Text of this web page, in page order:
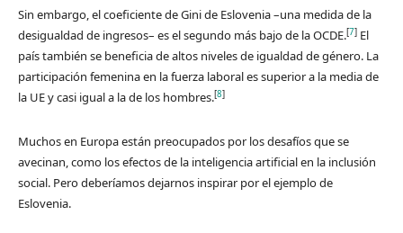
Sin embargo, el coeficiente de Gini de Eslovenia –una medida de la
desigualdad de ingresos– es el segundo más bajo de la OCDE.[7] El
país también se beneficia de altos niveles de igualdad de género. La
participación femenina en la fuerza laboral es superior a la media de
la UE y casi igual a la de los hombres.[8]
Muchos en Europa están preocupados por los desafíos que se
avecinan, como los efectos de la inteligencia artificial en la inclusión
social. Pero deberíamos dejarnos inspirar por el ejemplo de
Eslovenia.